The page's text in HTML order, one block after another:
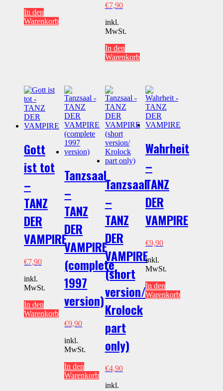
In den
Warenkorb
€7,90
inkl.
MwSt.
In den
Warenkorb
Gott
ist tot
–
TANZ
DER
VAMPIRE
€7,90
inkl.
MwSt.
In den
Warenkorb
Tanzsaal
–
TANZ
DER
VAMPIRE
(complete
1997
version)
€9,90
inkl.
MwSt.
In den
Warenkorb
Tanzsaal
–
TANZ
DER
VAMPIRE
(short
version/
Krolock
part
only)
€4,90
inkl.
Wahrheit
–
TANZ
DER
VAMPIRE
€9,90
inkl.
MwSt.
In den
Warenkorb